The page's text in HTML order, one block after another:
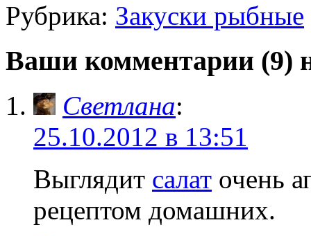
Рубрика: Закуски рыбные
Ваши комментарии (9)
Светлана:
25.10.2012 в 13:51
Выглядит салат очень
рецептом домашних.